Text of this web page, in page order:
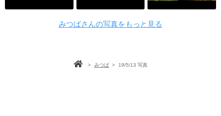
みつばさんの写真をもっと見る
> みつば > 19/5/13 写真